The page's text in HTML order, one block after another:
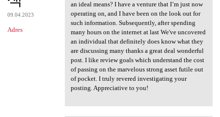
09.04.2023
Adres
an ideal means? I have a venture that I’m just now
operating on, and I have been on the look out for
such information. Subsequently, after spending
many hours on the internet at last We've uncovered
an individual that definitely does know what they
are discussing many thanks a great deal wonderful
post. I like review goals which understand the cost
of passing on the marvelous strong asset futile out
of pocket. I truly revered investigating your
posting. Appreciative to you!